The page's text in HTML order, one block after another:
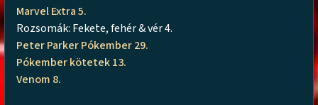
Marvel Extra 5.
Rozsomák: Fekete, fehér & vér 4.
Peter Parker Pókember 29.
Pókember kötetek 13.
Venom 8.